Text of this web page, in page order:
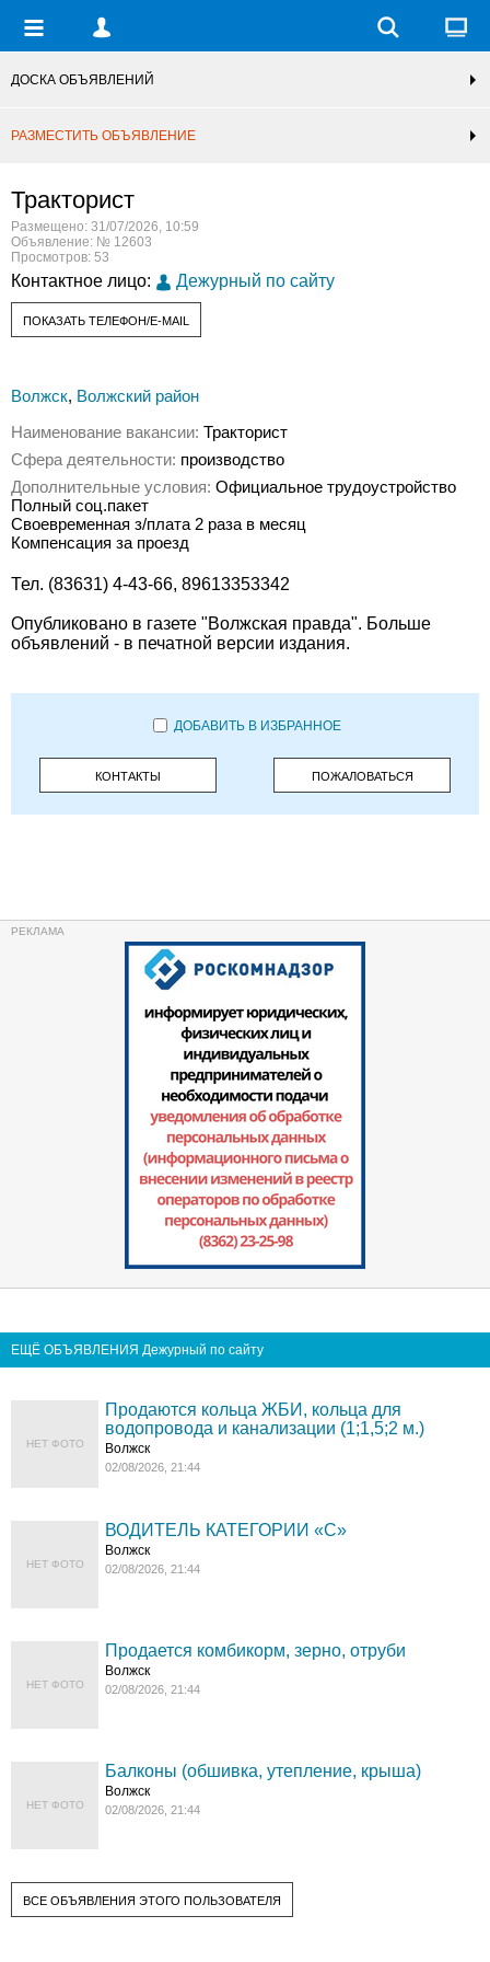
ДОСКА ОБЪЯВЛЕНИЙ
РАЗМЕСТИТЬ ОБЪЯВЛЕНИЕ
Тракторист
Размещено: 31/07/2026, 10:59
Объявление: № 12603
Просмотров: 53
Контактное лицо: Дежурный по сайту
ПОКАЗАТЬ ТЕЛЕФОН/E-MAIL
Волжск, Волжский район
Наименование вакансии: Тракторист
Сфера деятельности: производство
Дополнительные условия: Официальное трудоустройство
Полный соц.пакет
Своевременная з/плата 2 раза в месяц
Компенсация за проезд
Тел. (83631) 4-43-66, 89613353342
Опубликовано в газете "Волжская правда". Больше
объявлений - в печатной версии издания.
ДОБАВИТЬ В ИЗБРАННОЕ
КОНТАКТЫ ПОЖАЛОВАТЬСЯ
ЕЩЁ ОБЪЯВЛЕНИЯ Дежурный по сайту
НЕТ ФОТО
Продаются кольца ЖБИ, кольца для
водопровода и канализации (1;1,5;2 м.)
Волжск
02/08/2026, 21:44
НЕТ ФОТО
ВОДИТЕЛЬ КАТЕГОРИИ «C»
Волжск
02/08/2026, 21:44
НЕТ ФОТО
Продается комбикорм, зерно, отруби
Волжск
02/08/2026, 21:44
НЕТ ФОТО
Балконы (обшивка, утепление, крыша)
Волжск
02/08/2026, 21:44
ВСЕ ОБЪЯВЛЕНИЯ ЭТОГО ПОЛЬЗОВАТЕЛЯ